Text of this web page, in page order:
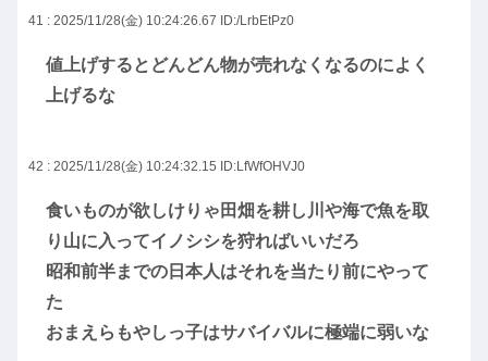
41 : 2025/11/28(金) 10:24:26.67 ID:/LrbEtPz0
値上げするとどんどん物が売れなくなるのによく
上げるな
42 : 2025/11/28(金) 10:24:32.15 ID:LfWfOHVJ0
食いものが欲しけりゃ田畑を耕し川や海で魚を取
り山に入ってイノシシを狩ればいいだろ
昭和前半までの日本人はそれを当たり前にやって
た
おまえらもやしっ子はサバイバルに極端に弱いな